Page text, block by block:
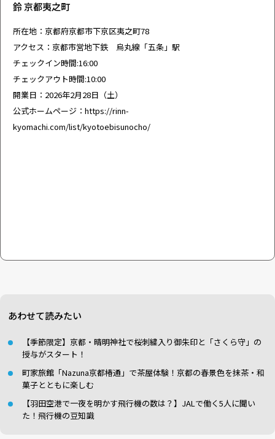
鈴 京都夷之町
所在地：京都府京都市下京区夷之町78
アクセス：京都市営地下鉄 烏丸線「五条」駅
チェックイン時間:16:00
チェックアウト時間:10:00
開業日：2026年2月28日（土）
公式ホームページ： https://rinn-
kyomachi.com/list/kyotoebisunocho/
あわせて読みたい
【季節限定】京都・晴明神社で桜刺繍入り御朱印と「さくら守」の
授与がスタート！
町家旅館「Nazuna京都椿通」で茶屋体験！京都の春景色を抹茶・和
菓子とともに楽しむ
【羽田空港で一夜を明かす飛行機の数は？】JALで働く5人に聞い
た！飛行機の豆知識